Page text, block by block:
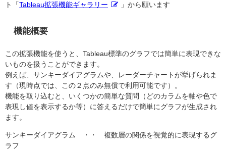
ト「Tableau拡張機能ギャラリー 」から願います
機能概要
この拡張機能を使うと、Tableau標準のグラフでは簡単に表現できな
いものを扱うことができます。
例えば、サンキーダイアグラムや、レーダーチャートが挙げられま
す（現時点では、この２点のみ無償で利用可能です）。
機能を取り込むと、いくつかの簡単な質問（どのカラムを軸や色で
表現し値を表示するか等）に答えるだけで簡単にグラフが生成され
ます。
サンキーダイアグラム ・・ 複数層の関係を視覚的に表現するグ
ラフ